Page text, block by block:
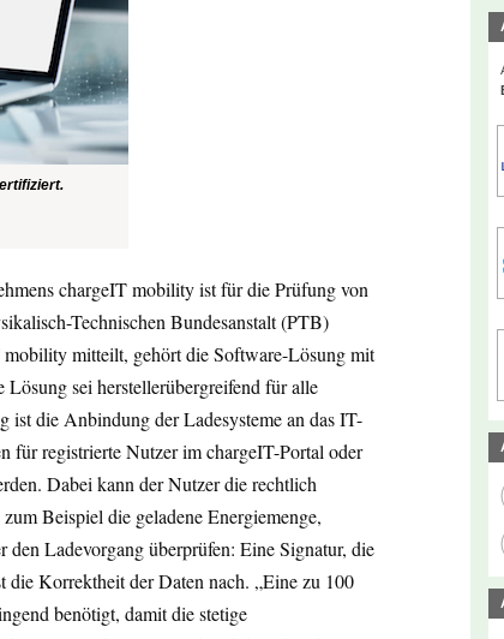
chargeIT mobility ist für die Prüfung von
Technischen Bundesanstalt (PTB)
mitteilt, gehört die Software-Lösung mit
sei herstellerübergreifend für alle
ist die Anbindung der Ladesysteme an das IT-
für registrierte Nutzer im chargeIT-Portal oder
Dabei kann der Nutzer die rechtlich
Beispiel die geladene Energiemenge,
Ladevorgang überprüfen: Eine Signatur, die
die Korrektheit der Daten nach. „Eine zu 100
benötigt, damit die stetige